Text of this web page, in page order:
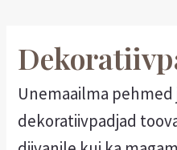
Unemaailma pehmed
dekoratiivpadjad